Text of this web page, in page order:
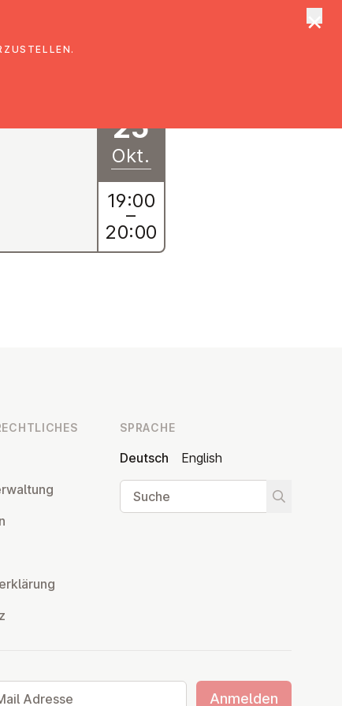
25
Okt.
19:00
–
20:00
SPRACHE
Deutsch
English
Suche
Suche
Anmelden
×